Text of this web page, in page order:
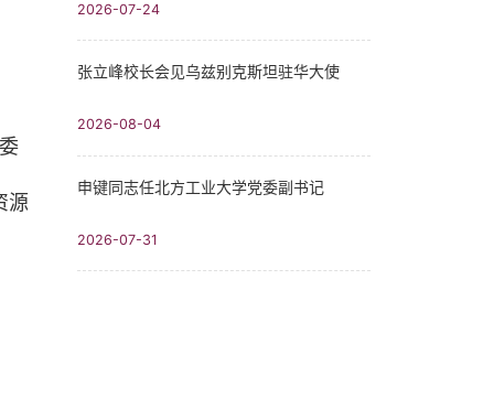
源
2026-07-24
张立峰校长会见乌兹别克斯坦驻华大使
2026-08-04
申键同志任北方工业大学党委副书记
2026-07-31